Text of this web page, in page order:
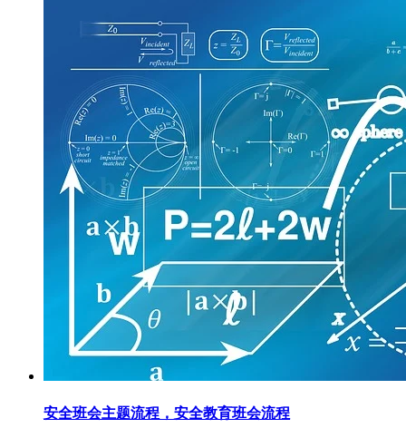
安全班会主题流程，安全教育班会流程